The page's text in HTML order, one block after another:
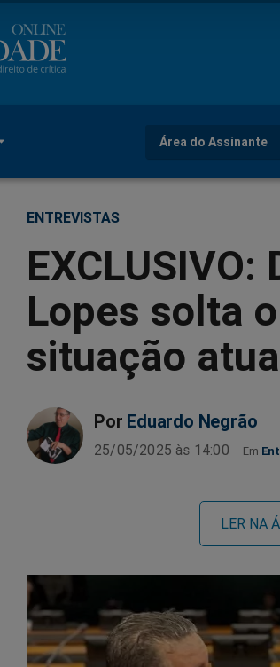
Área do Assinante
ENTREVISTAS
Lopes solta
situação
Por Eduardo Negrão
25/05/2025 às 14:00
LER NA